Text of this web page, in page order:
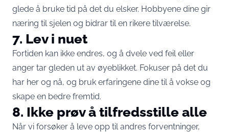
glede å bruke tid på det du elsker. Hobbyene dine gir
næring til sjelen og bidrar til en rikere tilværelse.
7. Lev i nuet
Fortiden kan ikke endres, og å dvele ved feil eller
anger tar gleden ut av øyeblikket. Fokuser på det du
har her og nå, og bruk erfaringene dine til å vokse og
skape en bedre fremtid.
8. Ikke prøv å tilfredsstille alle
Når vi forsøker å leve opp til andres forventninger,